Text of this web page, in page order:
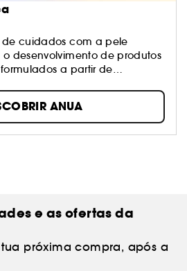
cuidados com a pele
desenvolvimento de produtos
a partir de
e ativos de alta performance.
as preocupações com a
suaves, mas eficazes.
dos nossos consumidores,
atendem especificamente às
ANUA
e as ofertas da
tua próxima compra, após a